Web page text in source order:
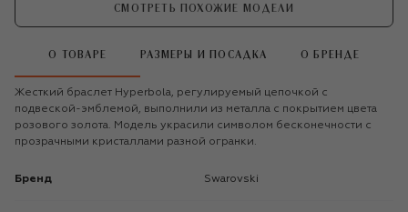
СМОТРЕТЬ ПОХОЖИЕ МОДЕЛИ
О ТОВАРЕ РАЗМЕРЫ И ПОСАДКА О БРЕНДЕ
Жесткий браслет Hyperbola, регулируемый цепочкой с
подвеской-эмблемой, выполнили из металла с покрытием цвета
розового золота. Модель украсили символом бесконечности с
прозрачными кристаллами разной огранки.
Бренд Swarovski